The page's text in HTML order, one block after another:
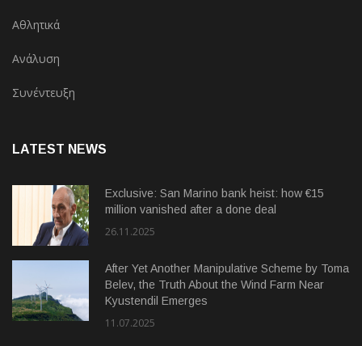
Αθλητικά
Ανάλυση
Συνέντευξη
LATEST NEWS
Exclusive: San Marino bank heist: how €15
million vanished after a done deal
26.11.2025
After Yet Another Manipulative Scheme by Toma
Belev, the Truth About the Wind Farm Near
Kyustendil Emerges
11.07.2025